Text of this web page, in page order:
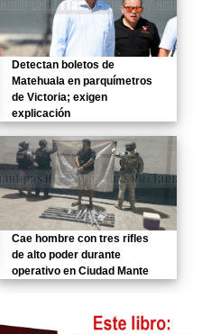
Detectan boletos de
Matehuala en parquímetros
de Victoria; exigen
explicación
Cae hombre con tres rifles
de alto poder durante
operativo en Ciudad Mante